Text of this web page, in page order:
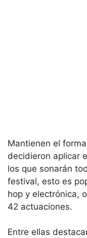
Mantienen el
decidieron aplicar
los que sonarán
festival, esto es
hop y electrónica,
42 actuaciones.
Entre ellas